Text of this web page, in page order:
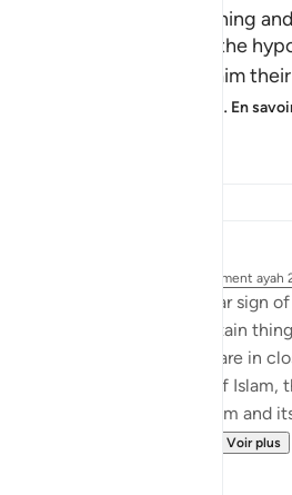
The Hypocrites' Cunning
Allah said that when the
believers, they proclaim
… En
Référencement ayah
And this is another clear sign
hypocrites declare certain
public, but when they are in
the outright enemies of Islam,
different and mock Islam and
Voir plus